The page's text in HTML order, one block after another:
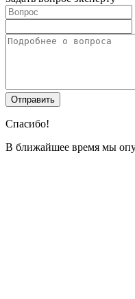
Спасибо!
В ближайшее время мы